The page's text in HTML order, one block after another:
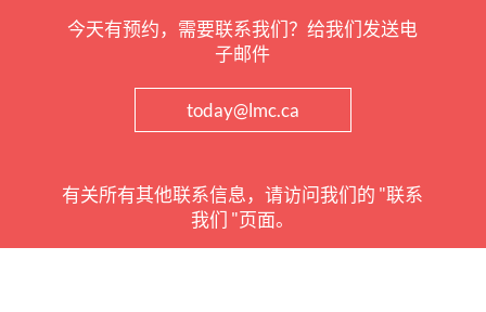
今天有预约，需要联系我们？给我们发送电
子邮件
today@lmc.ca
有关所有其他联系信息，请访问我们的 "联系
我们 "页面。